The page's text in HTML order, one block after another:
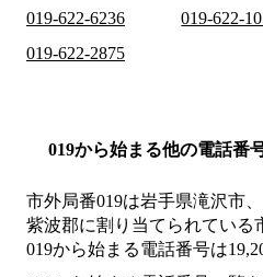
019-622-6236
019-622-
019-622-2875
019から始まる他の電話番
市外局番019は岩手県滝沢市
紫波郡に割り当てられている
019から始まる電話番号は